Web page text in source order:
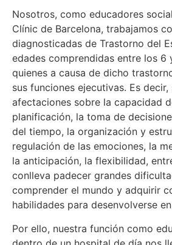
Nosotros, como educadores
Clínic de Barcelona, trabajamos
diagnosticadas de Trastorno del
edades comprendidas entre los 6
quienes a causa de dicho
sus funciones ejecutivas. Es
afectaciones sobre la capacidad
planificación, la toma de
del tiempo, la organización y
regulación de las emociones, la
la anticipación, la flexibilidad,
conlleva padecer grandes
comprender el mundo y adquirir
habilidades para desenvolverse
Por ello, nuestra función como